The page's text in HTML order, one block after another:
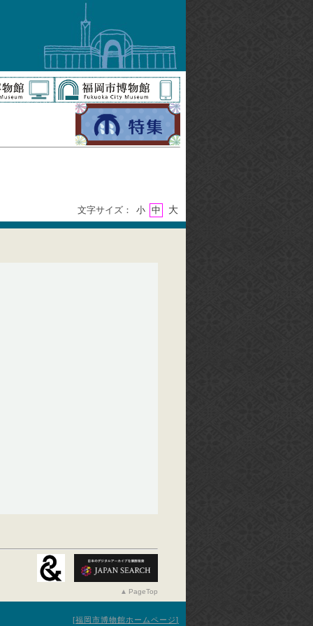
文字サイズ： 小 中 大
PageTop
福岡市博物館ホームページ